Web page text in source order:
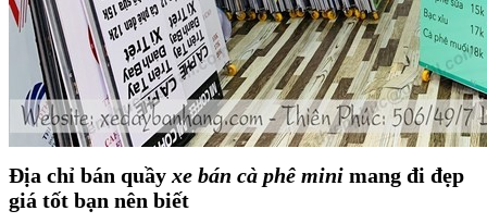
Địa chỉ bán quầy xe bán cà phê mini mang đi đẹp
giá tốt bạn nên biết